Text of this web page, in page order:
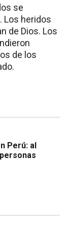
se
Los heridos
de Dios. Los
de los
Perú: al